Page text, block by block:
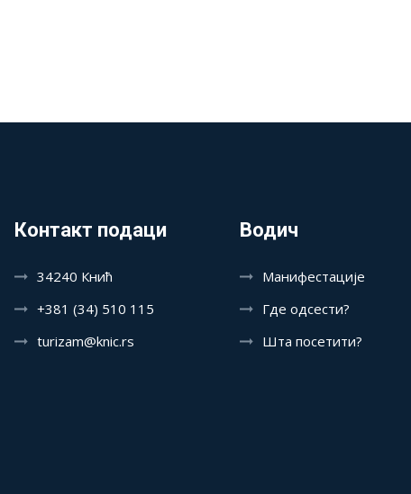
Контакт подаци
34240 Кнић
+381 (34) 510 115
turizam@knic.rs
Водич
Манифестације
Где одсести?
Шта посетити?